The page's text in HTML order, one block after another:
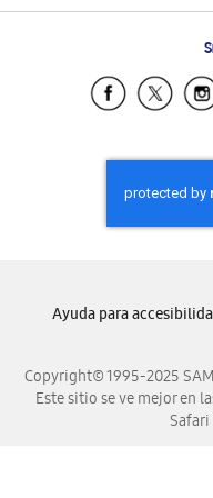
Copyright© 1995-2025
Este sitio se ve mejor en
Ayuda para